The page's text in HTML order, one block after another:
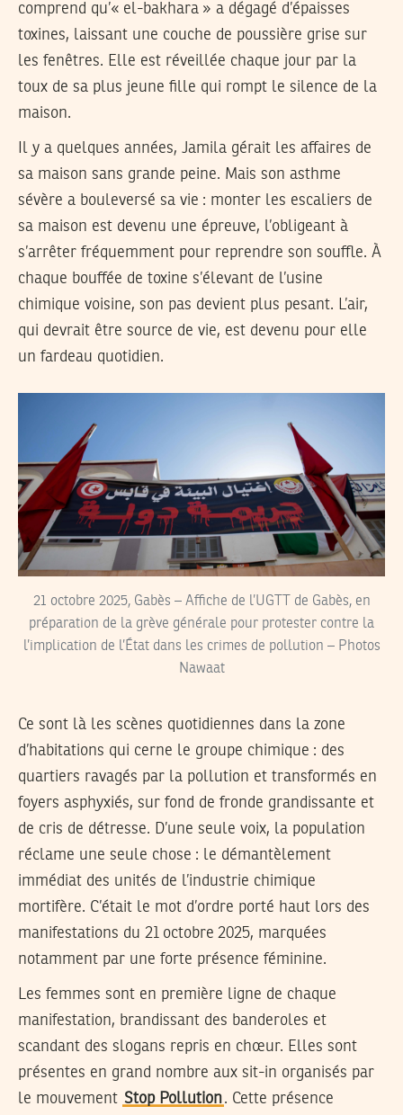
comprend qu’« el-bakhara » a dégagé d’épaisses
toxines, laissant une couche de poussière grise sur
les fenêtres. Elle est réveillée chaque jour par la
toux de sa plus jeune fille qui rompt le silence de la
maison.
Il y a quelques années, Jamila gérait les affaires de
sa maison sans grande peine. Mais son asthme
sévère a bouleversé sa vie : monter les escaliers de
sa maison est devenu une épreuve, l’obligeant à
s’arrêter fréquemment pour reprendre son souffle. À
chaque bouffée de toxine s’élevant de l’usine
chimique voisine, son pas devient plus pesant. L’air,
qui devrait être source de vie, est devenu pour elle
un fardeau quotidien.
21 octobre 2025, Gabès – Affiche de l’UGTT de Gabès, en
préparation de la grève générale pour protester contre la
l’implication de l’État dans les crimes de pollution – Photos
Nawaat
Ce sont là les scènes quotidiennes dans la zone
d’habitations qui cerne le groupe chimique : des
quartiers ravagés par la pollution et transformés en
foyers asphyxiés, sur fond de fronde grandissante et
de cris de détresse. D’une seule voix, la population
réclame une seule chose : le démantèlement
immédiat des unités de l’industrie chimique
mortifère. C’était le mot d’ordre porté haut lors des
manifestations du 21 octobre 2025, marquées
notamment par une forte présence féminine.
Les femmes sont en première ligne de chaque
manifestation, brandissant des banderoles et
scandant des slogans repris en chœur. Elles sont
présentes en grand nombre aux sit-in organisés par
le mouvement Stop Pollution. Cette présence